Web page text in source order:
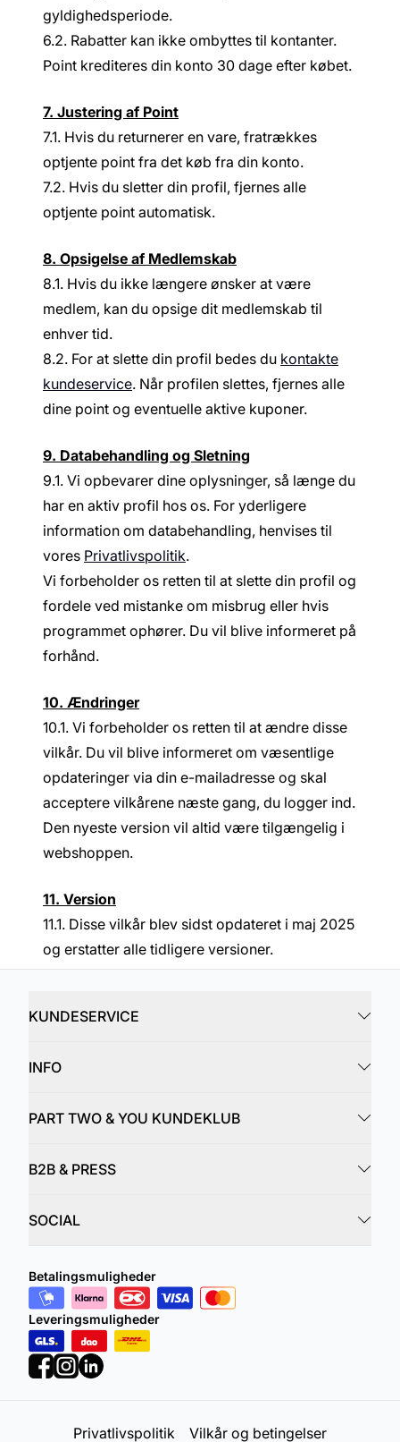
gyldighedsperiode.
6.2. Rabatter kan ikke ombyttes til kontanter.
Point krediteres din konto 30 dage efter købet.
7. Justering af Point
7.1. Hvis du returnerer en vare, fratrækkes
optjente point fra det køb fra din konto.
7.2. Hvis du sletter din profil, fjernes alle
optjente point automatisk.
8. Opsigelse af Medlemskab
8.1. Hvis du ikke længere ønsker at være
medlem, kan du opsige dit medlemskab til
enhver tid.
8.2. For at slette din profil bedes du kontakte
kundeservice. Når profilen slettes, fjernes alle
dine point og eventuelle aktive kuponer.
9. Databehandling og Sletning
9.1. Vi opbevarer dine oplysninger, så længe du
har en aktiv profil hos os. For yderligere
information om databehandling, henvises til
vores Privatlivspolitik.
Vi forbeholder os retten til at slette din profil og
fordele ved mistanke om misbrug eller hvis
programmet ophører. Du vil blive informeret på
forhånd.
10. Ændringer
10.1. Vi forbeholder os retten til at ændre disse
vilkår. Du vil blive informeret om væsentlige
opdateringer via din e-mailadresse og skal
acceptere vilkårene næste gang, du logger ind.
Den nyeste version vil altid være tilgængelig i
webshoppen.
11. Version
11.1. Disse vilkår blev sidst opdateret i maj 2025
og erstatter alle tidligere versioner.
KUNDESERVICE
INFO
PART TWO & YOU KUNDEKLUB
B2B & PRESS
SOCIAL
Betalingsmuligheder
Leveringsmuligheder
Privatlivspolitik Vilkår og betingelser